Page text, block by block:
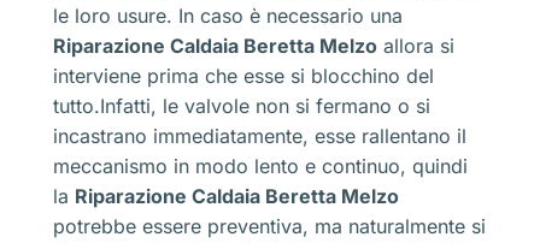
le loro usure. In caso è necessario una
Riparazione Caldaia Beretta Melzo allora si
interviene prima che esse si blocchino del
tutto.Infatti, le valvole non si fermano o si
incastrano immediatamente, esse rallentano il
meccanismo in modo lento e continuo, quindi
la Riparazione Caldaia Beretta Melzo
potrebbe essere preventiva, ma naturalmente si